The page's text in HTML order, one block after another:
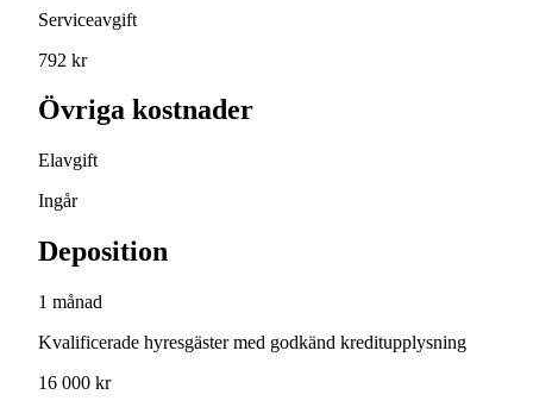
Serviceavgift
792 kr
Övriga kostnader
Elavgift
Ingår
Deposition
1 månad
Kvalificerade hyresgäster med godkänd kreditupplysning
16 000 kr